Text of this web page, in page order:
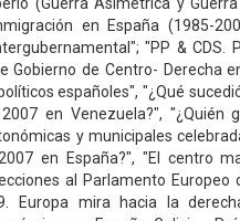
en España (1985-
"PP & CDS.
Gobierno de Centro- Derecha
españoles", "¿Qué
en Venezuela?", "¿Quién
y municipales
en España?", "El centro
al Parlamento Europeo
Europa mira hacia la